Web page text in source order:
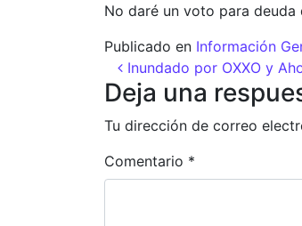
No daré un voto para
Publicado en Información
Navegación
Inundado por OXXO y
Deja una
Tu dirección de correo
Comentario *